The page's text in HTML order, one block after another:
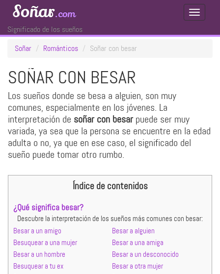
Toggle
Soñar.com
Significado de los sueños
Soñar
Románticos Soñar con besar
SOÑAR CON BESAR
Los sueños donde se besa a alguien, son muy
comunes, especialmente en los jóvenes. La
interpretación de soñar con besarpuede ser muy
variada, ya sea que la persona se encuentre en la edad
adulta o no, ya que en ese caso, el significado del
sueño puede tomar otro rumbo.
Índice de contenidos
¿Qué significa besar?
Descubre la interpretación de los sueños más comunes con besar:
Besar a un amigo
Besar a alguien
Besuquear a una mujer
Besar a una amiga
Besar a un hombre
Besar a un desconocido
Besuquear a tu ex
Besar a otra mujer